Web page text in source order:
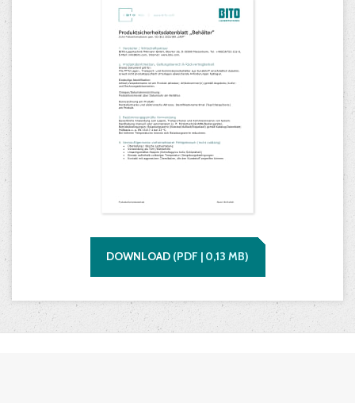
DOWNLOAD (PDF | 0,13 MB)